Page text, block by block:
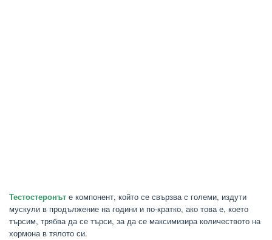
Тестостеронът е компонент, който се свързва с големи, издути
мускули в продължение на години и по-кратко, ако това е, което
търсим, трябва да се търси, за да се максимизира количеството на
хормона в тялото си.